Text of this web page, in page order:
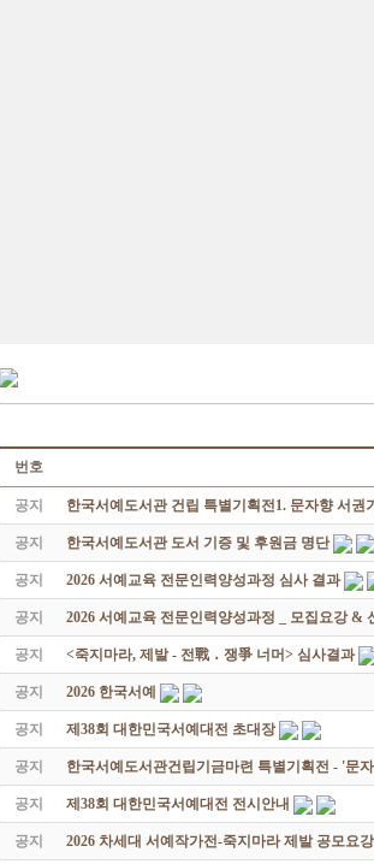
번호
공지 한국서예도서관 건립 특별기획전1. 문자향 서권기
공지 한국서예도서관 도서 기증 및 후원금 명단
공지 2026 서예교육 전문인력양성과정 심사 결과
공지 2026 서예교육 전문인력양성과정 _ 모집요강 &
공지 <죽지마라, 제발 - 전戰 ․ 쟁爭 너머> 심사결과
공지 2026 한국서예
공지 제38회 대한민국서예대전 초대장
공지 한국서예도서관건립기금마련 특별기획전 - '문
공지 제38회 대한민국서예대전 전시안내
공지 2026 차세대 서예작가전-죽지마라 제발 공모요강